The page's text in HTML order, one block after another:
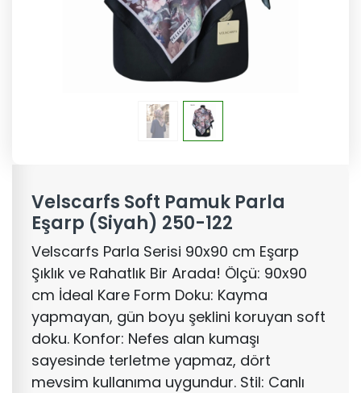
Velscarfs Soft Pamuk Parla
Eşarp (Siyah) 250-122
Velscarfs Parla Serisi 90x90 cm Eşarp
Şıklık ve Rahatlık Bir Arada! Ölçü: 90x90
cm İdeal Kare Form Doku: Kayma
yapmayan, gün boyu şeklini koruyan soft
doku. Konfor: Nefes alan kumaşı
sayesinde terletme yapmaz, dört
mevsim kullanıma uygundur. Stil: Canlı